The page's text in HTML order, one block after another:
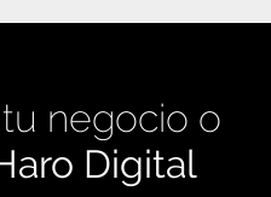
tu negocio o
Digital